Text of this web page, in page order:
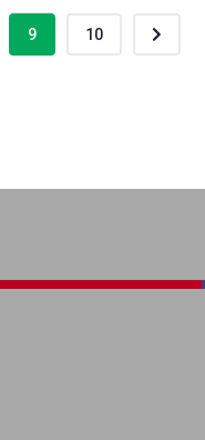
9 10